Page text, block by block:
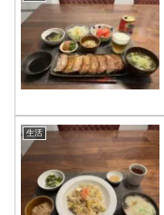
生活